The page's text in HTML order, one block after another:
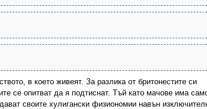
в което живеят. За разлика от бритонестите си
се опитват да я подтиснат. Тъй като мачове има
своите хулигански физиономии навън